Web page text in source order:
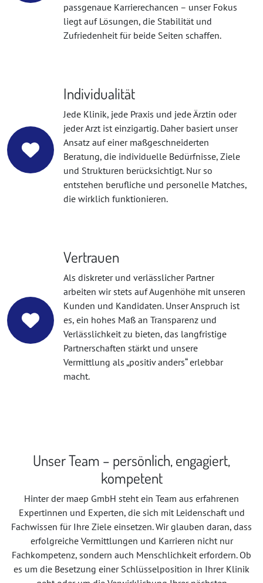
passgenaue Karrierechancen – unser Fokus
liegt auf Lösungen, die Stabilität und
Zufriedenheit für beide Seiten schaffen.
Individualität
Jede Klinik, jede Praxis und jede Ärztin oder
jeder Arzt ist einzigartig. Daher basiert unser
Ansatz auf einer maßgeschneiderten
Beratung, die individuelle Bedürfnisse, Ziele
und Strukturen berücksichtigt. Nur so
entstehen berufliche und personelle Matches,
die wirklich funktionieren.
Vertrauen
Als diskreter und verlässlicher Partner
arbeiten wir stets auf Augenhöhe mit unseren
Kunden und Kandidaten. Unser Anspruch ist
es, ein hohes Maß an Transparenz und
Verlässlichkeit zu bieten, das langfristige
Partnerschaften stärkt und unsere
Vermittlung als „positiv anders“ erlebbar
macht.
Unser Team – persönlich, engagiert,
kompetent
Hinter der maep GmbH steht ein Team aus erfahrenen
Expertinnen und Experten, die sich mit Leidenschaft und
Fachwissen für Ihre Ziele einsetzen. Wir glauben daran, dass
erfolgreiche Vermittlungen und Karrieren nicht nur
Fachkompetenz, sondern auch Menschlichkeit erfordern. Ob
es um die Besetzung einer Schlüsselposition in Ihrer Klinik